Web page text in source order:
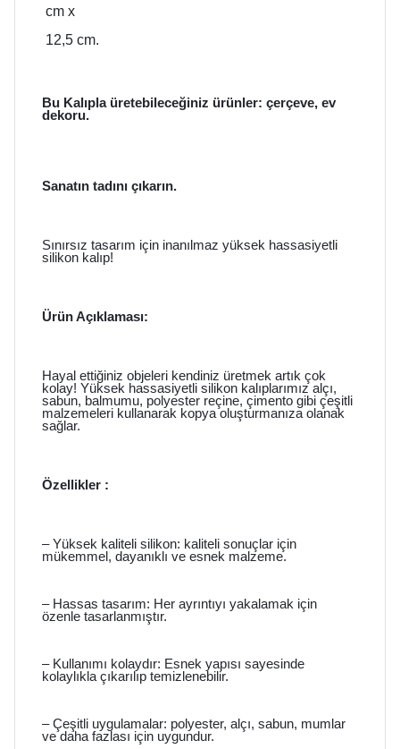
cm x
12,5 cm.
Bu Kalıpla üretebileceğiniz ürünler: çerçeve, ev
dekoru.
Sanatın tadını çıkarın.
Sınırsız tasarım için inanılmaz yüksek hassasiyetli
silikon kalıp!
Ürün Açıklaması:
Hayal ettiğiniz objeleri kendiniz üretmek artık çok
kolay! Yüksek hassasiyetli silikon kalıplarımız alçı,
sabun, balmumu, polyester reçine, çimento gibi çeşitli
malzemeleri kullanarak kopya oluşturmanıza olanak
sağlar.
Özellikler :
– Yüksek kaliteli silikon: kaliteli sonuçlar için
mükemmel, dayanıklı ve esnek malzeme.
– Hassas tasarım: Her ayrıntıyı yakalamak için
özenle tasarlanmıştır.
– Kullanımı kolaydır: Esnek yapısı sayesinde
kolaylıkla çıkarılıp temizlenebilir.
– Çeşitli uygulamalar: polyester, alçı, sabun, mumlar
ve daha fazlası için uygundur.